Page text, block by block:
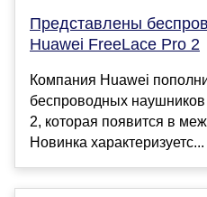
Представлены
Huawei FreeLace Pro 2
Компания Huawei
беспроводных
2, которая появится в
Новинка характеризуетс...